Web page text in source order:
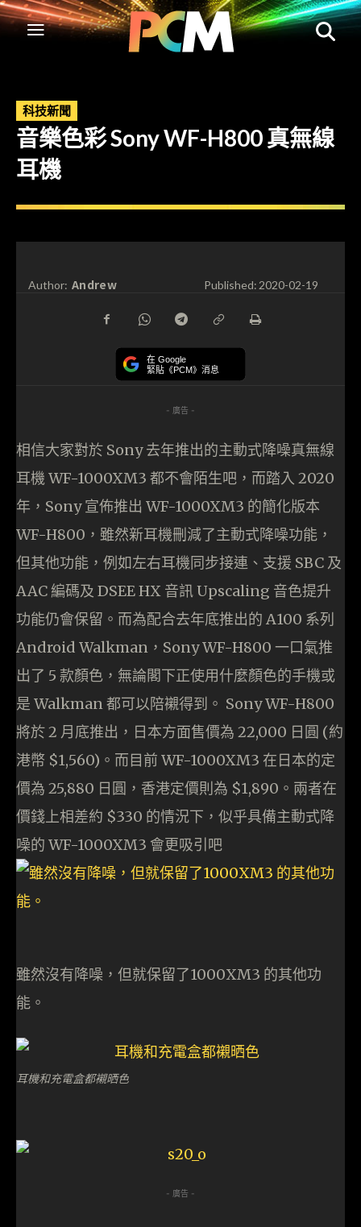
科技新聞
音樂色彩 Sony WF-H800 真無線
耳機
Author: Andrew Published:2020-02-19
在 Google
緊貼《PCM》消息
- 廣告 -
相信大家對於 Sony 去年推出的主動式降噪真無線
耳機 WF-1000XM3 都不會陌生吧，而踏入 2020
年，Sony 宣佈推出 WF-1000XM3 的簡化版本
WF-H800，雖然新耳機刪減了主動式降噪功能，
但其他功能，例如左右耳機同步接連、支援 SBC 及
AAC 編碼及 DSEE HX 音訊 Upscaling 音色提升
功能仍會保留。而為配合去年底推出的 A100 系列
Android Walkman，Sony WF-H800 一口氣推
出了 5 款顏色，無論閣下正使用什麼顏色的手機或
是 Walkman 都可以陪襯得到。 Sony WF-H800
將於 2 月底推出，日本方面售價為 22,000 日圓 (約
港幣 $1,560)。而目前 WF-1000XM3 在日本的定
價為 25,880 日圓，香港定價則為 $1,890。兩者在
價錢上相差約 $330 的情況下，似乎具備主動式降
噪的 WF-1000XM3 會更吸引吧
雖然沒有降噪，但就保留了1000XM3 的其他功
能。
耳機和充電盒都襯晒色
- 廣告 -